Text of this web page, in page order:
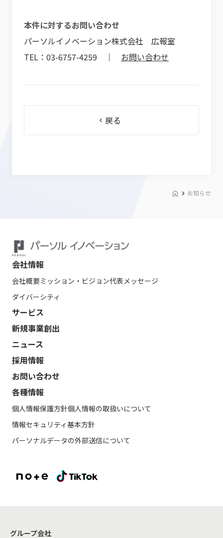
本件に対するお問い合わせ
パーソルイノベーション株式会社 広報室
TEL：03-6757-4259 ｜ お問い合わせ
戻る
お知らせ
会社情報
会社概要ミッション・ビジョン代表メッセージ
ダイバーシティ
サービス
新規事業創出
ニュース
採用情報
お問い合わせ
各種情報
個人情報保護方針個人情報の取扱いについて
情報セキュリティ基本方針
パーソナルデータの外部送信について
グループ会社